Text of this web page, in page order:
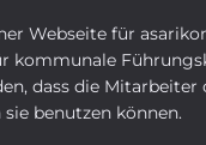
Webseite für
kommunale
dass die Mitarbeiter
benutzen können.